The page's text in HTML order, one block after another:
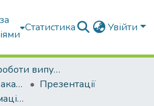
Статистика Увійти
Атестаційні роботи випускників
Атестаційні роботи бакалаврів
Презентації
Факультет геоінформаційних систем та управління територіями